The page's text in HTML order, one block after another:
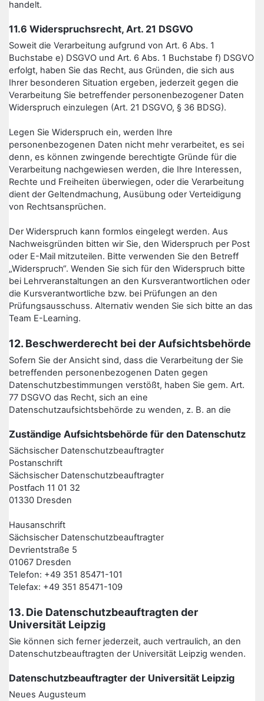
handelt.
11.6 Widerspruchsrecht, Art. 21 DSGVO
Soweit die Verarbeitung aufgrund von Art. 6 Abs. 1
Buchstabe e) DSGVO und Art. 6 Abs. 1 Buchstabe f) DSGVO
erfolgt, haben Sie das Recht, aus Gründen, die sich aus
Ihrer besonderen Situation ergeben, jederzeit gegen die
Verarbeitung Sie betreffender personenbezogener Daten
Widerspruch einzulegen (Art. 21 DSGVO, § 36 BDSG).
Legen Sie Widerspruch ein, werden Ihre
personenbezogenen Daten nicht mehr verarbeitet, es sei
denn, es können zwingende berechtigte Gründe für die
Verarbeitung nachgewiesen werden, die Ihre Interessen,
Rechte und Freiheiten überwiegen, oder die Verarbeitung
dient der Geltendmachung, Ausübung oder Verteidigung
von Rechtsansprüchen.
Der Widerspruch kann formlos eingelegt werden. Aus
Nachweisgründen bitten wir Sie, den Widerspruch per Post
oder E-Mail mitzuteilen. Bitte verwenden Sie den Betreff
„Widerspruch“. Wenden Sie sich für den Widerspruch bitte
bei Lehrveranstaltungen an den Kursverantwortlichen oder
die Kursverantwortliche bzw. bei Prüfungen an den
Prüfungsausschuss. Alternativ wenden Sie sich bitte an das
Team E-Learning.
12. Beschwerderecht bei der Aufsichtsbehörde
Sofern Sie der Ansicht sind, dass die Verarbeitung der Sie
betreffenden personenbezogenen Daten gegen
Datenschutzbestimmungen verstößt, haben Sie gem. Art.
77 DSGVO das Recht, sich an eine
Datenschutzaufsichtsbehörde zu wenden, z. B. an die
Zuständige Aufsichtsbehörde für den Datenschutz
Sächsischer Datenschutzbeauftragter
Postanschrift
Sächsischer Datenschutzbeauftragter
Postfach 11 01 32
01330 Dresden
Hausanschrift
Sächsischer Datenschutzbeauftragter
Devrientstraße 5
01067 Dresden
Telefon: +49 351 85471-101
Telefax: +49 351 85471-109
13. Die Datenschutzbeauftragten der
Universität Leipzig
Sie können sich ferner jederzeit, auch vertraulich, an den
Datenschutzbeauftragten der Universität Leipzig wenden.
Datenschutzbeauftragter der Universität Leipzig
Neues Augusteum